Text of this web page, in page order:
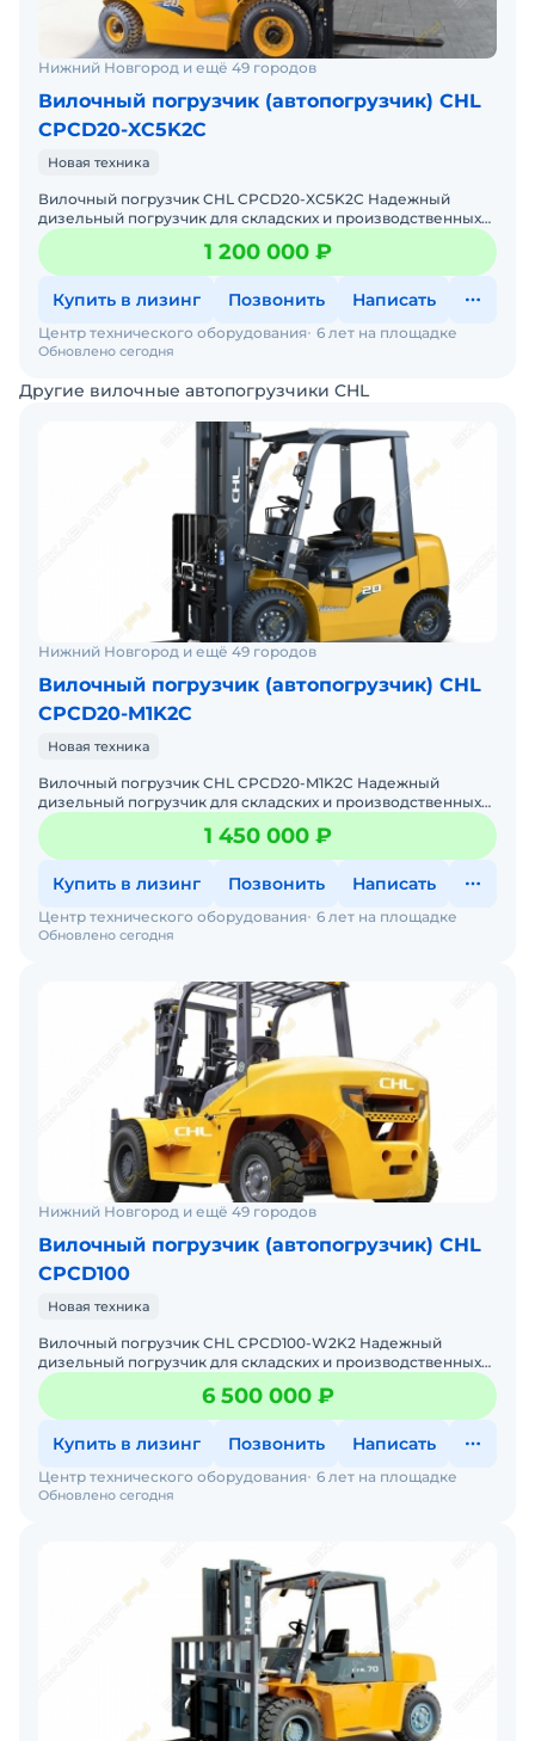
Нижний Новгород и ещё 49 городов
Вилочный погрузчик (автопогрузчик) CHL
CPCD20-XC5K2C
Новая техника
Вилочный погрузчик CHL CPCD20-XC5K2C Надежный
дизельный погрузчик для складских и производственных
задач Мы предлагаем: Доставку по России от 2-х дней
Собств
1 200 000 ₽
Купить в лизинг Позвонить Написать
Обновлено сегодня
Центр технического оборудования 6 лет на площадке
Другие вилочные автопогрузчики CHL
Нижний Новгород и ещё 49 городов
Вилочный погрузчик (автопогрузчик) CHL
CPCD20-M1K2C
Новая техника
Вилочный погрузчик CHL CPCD20-M1K2C Надежный
дизельный погрузчик для складских и производственных
1 450 000 ₽
Купить в лизинг Позвонить Написать
Обновлено сегодня
Центр технического оборудования 6 лет на площадке
Нижний Новгород и ещё 49 городов
Вилочный погрузчик (автопогрузчик) CHL
CPCD100
Новая техника
Вилочный погрузчик CHL CPCD100-W2K2 Надежный
дизельный погрузчик для складских и производственных
6 500 000 ₽
Купить в лизинг Позвонить Написать
Обновлено сегодня
Центр технического оборудования 6 лет на площадке